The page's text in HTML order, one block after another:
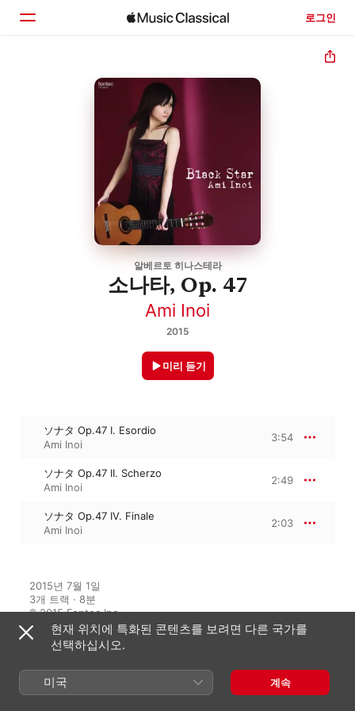
로그인
알베르토 히나스테라
소나타, Op. 47
Ami Inoi
2015
미리 듣기
ソナタ Op.47 I. Esordio
Ami Inoi
3:54
ソナタ Op.47 II. Scherzo
Ami Inoi
2:49
ソナタ Op.47 IV. Finale
Ami Inoi
2:03
2015년 7월 1일
3개 트랙 · 8분
℗ 2015 Fontec Inc.
수록 앨범
현재 위치에 특화된 콘텐츠를 보려면 다른 국가를
선택하십시오.
미국 계속